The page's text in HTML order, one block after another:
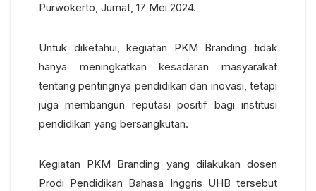
Purwokerto, Jumat, 17 Mei 2024.
Untuk diketahui, kegiatan PKM Branding tidak
hanya meningkatkan kesadaran masyarakat
tentang pentingnya pendidikan dan inovasi, tetapi
juga membangun reputasi positif bagi institusi
pendidikan yang bersangkutan.
Kegiatan PKM Branding yang dilakukan dosen
Prodi Pendidikan Bahasa Inggris UHB tersebut